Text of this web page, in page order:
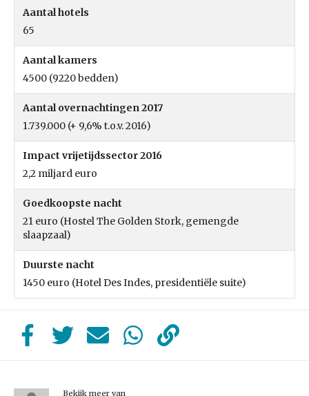
Aantal hotels
65
Aantal kamers
4500 (9220 bedden)
Aantal overnachtingen 2017
1.739.000 (+ 9,6% t.o.v. 2016)
Impact vrijetijdssector 2016
2,2 miljard euro
Goedkoopste nacht
21 euro (Hostel The Golden Stork, gemengde
slaapzaal)
Duurste nacht
1450 euro (Hotel Des Indes, presidentiële suite)
Bekijk meer van